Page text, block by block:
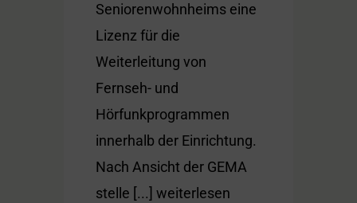
Seniorenwohnheims eine
Lizenz für die
Weiterleitung von
Fernseh- und
Hörfunkprogrammen
innerhalb der Einrichtung.
Nach Ansicht der GEMA
stelle [...] weiterlesen